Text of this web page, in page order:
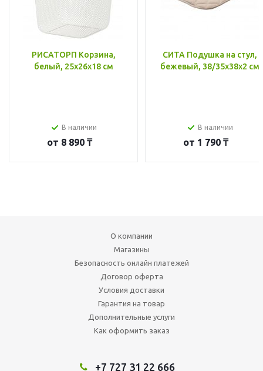
РИСАТОРП Корзина,
белый, 25x26x18 см
В наличии
от 8 890 ₸
СИТА Подушка на стул,
бежевый, 38/35x38x2 см
В наличии
от 1 790 ₸
О компании
Магазины
Безопасность онлайн платежей
Договор оферта
Условия доставки
Гарантия на товар
Дополнительные услуги
Как оформить заказ
+7 727 31 22 666